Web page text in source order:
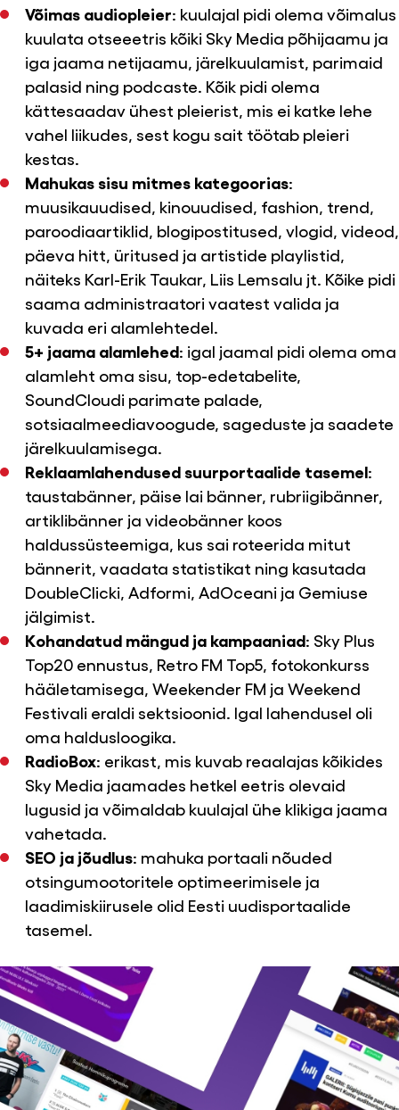
Võimas audiopleier: kuulajal pidi olema võimalus
kuulata otseeetris kõiki Sky Media põhijaamu ja
iga jaama netijaamu, järelkuulamist, parimaid
palasid ning podcaste. Kõik pidi olema
kättesaadav ühest pleierist, mis ei katke lehe
vahel liikudes, sest kogu sait töötab pleieri
kestas.
Mahukas sisu mitmes kategoorias:
muusikauudised, kinouudised, fashion, trend,
paroodiaartiklid, blogipostitused, vlogid, videod,
päeva hitt, üritused ja artistide playlistid,
näiteks Karl-Erik Taukar, Liis Lemsalu jt. Kõike pidi
saama administraatori vaatest valida ja
kuvada eri alamlehtedel.
5+ jaama alamlehed: igal jaamal pidi olema oma
alamleht oma sisu, top-edetabelite,
SoundCloudi parimate palade,
sotsiaalmeediavoogude, sageduste ja saadete
järelkuulamisega.
Reklaamlahendused suurportaalide tasemel:
taustabänner, päise lai bänner, rubriigibänner,
artiklibänner ja videobänner koos
haldussüsteemiga, kus sai roteerida mitut
bännerit, vaadata statistikat ning kasutada
DoubleClicki, Adformi, AdOceani ja Gemiuse
jälgimist.
Kohandatud mängud ja kampaaniad: Sky Plus
Top20 ennustus, Retro FM Top5, fotokonkurss
hääletamisega, Weekender FM ja Weekend
Festivali eraldi sektsioonid. Igal lahendusel oli
oma haldusloogika.
RadioBox: erikast, mis kuvab reaalajas kõikides
Sky Media jaamades hetkel eetris olevaid
lugusid ja võimaldab kuulajal ühe klikiga jaama
vahetada.
SEO ja jõudlus: mahuka portaali nõuded
otsingumootoritele optimeerimisele ja
laadimiskiirusele olid Eesti uudisportaalide
tasemel.